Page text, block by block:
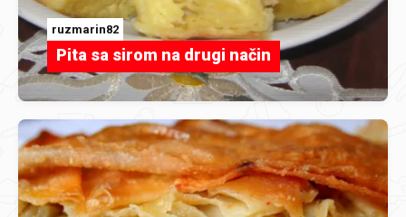
ruzmarin82
Pita sa sirom na drugi način